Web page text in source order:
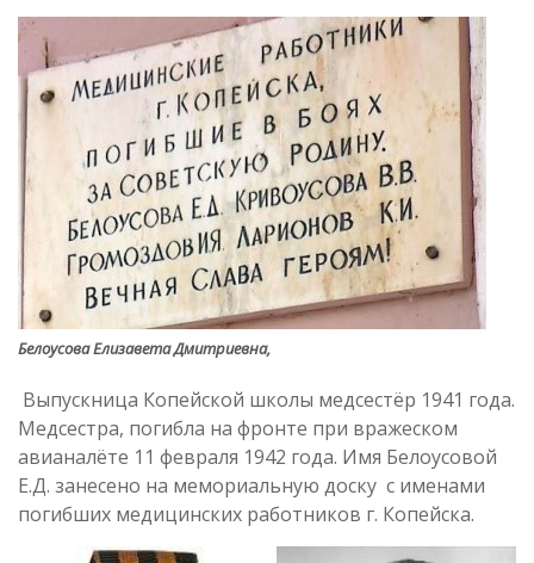
Белоусова Елизавета Дмитриевна,
Выпускница Копейской школы медсестёр 1941 года.
Медсестра, погибла на фронте при вражеском
авианалёте 11 февраля 1942 года. Имя Белоусовой
Е.Д. занесено на мемориальную доску с именами
погибших медицинских работников г. Копейска.